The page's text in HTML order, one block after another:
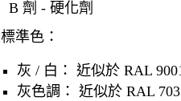
B 劑 - 硬化劑
標準色：
灰 / 白： 近似於 RAL
灰色調： 近似於 RAL